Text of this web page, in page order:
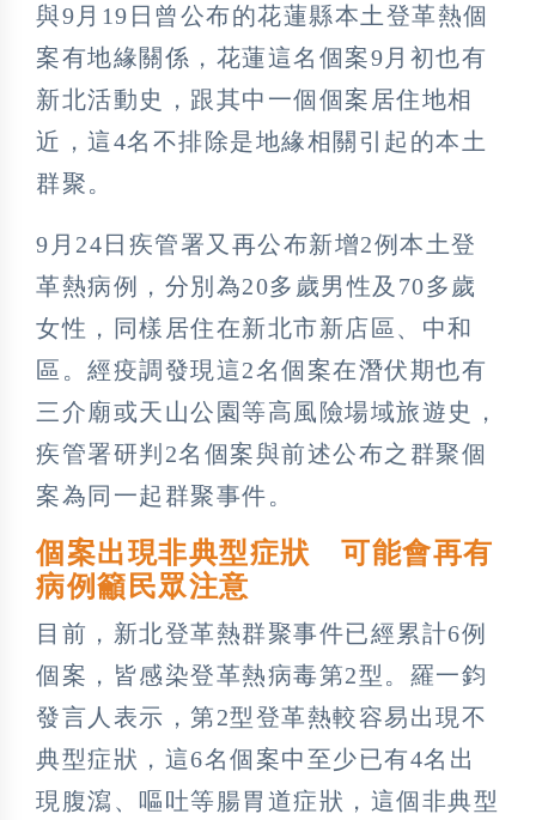
與9月19日曾公布的花蓮縣本土登革熱個
案有地緣關係，花蓮這名個案9月初也有
新北活動史，跟其中一個個案居住地相
近，這4名不排除是地緣相關引起的本土
群聚。
9月24日疾管署又再公布新增2例本土登
革熱病例，分別為20多歲男性及70多歲
女性，同樣居住在新北市新店區、中和
區。經疫調發現這2名個案在潛伏期也有
三介廟或天山公園等高風險場域旅遊史，
疾管署研判2名個案與前述公布之群聚個
案為同一起群聚事件。
個案出現非典型症狀 可能會再有
病例籲民眾注意
目前，新北登革熱群聚事件已經累計6例
個案，皆感染登革熱病毒第2型。羅一鈞
發言人表示，第2型登革熱較容易出現不
典型症狀，這6名個案中至少已有4名出
現腹瀉、嘔吐等腸胃道症狀，這個非典型